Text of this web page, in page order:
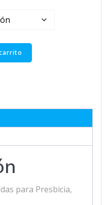
para Presbicia,